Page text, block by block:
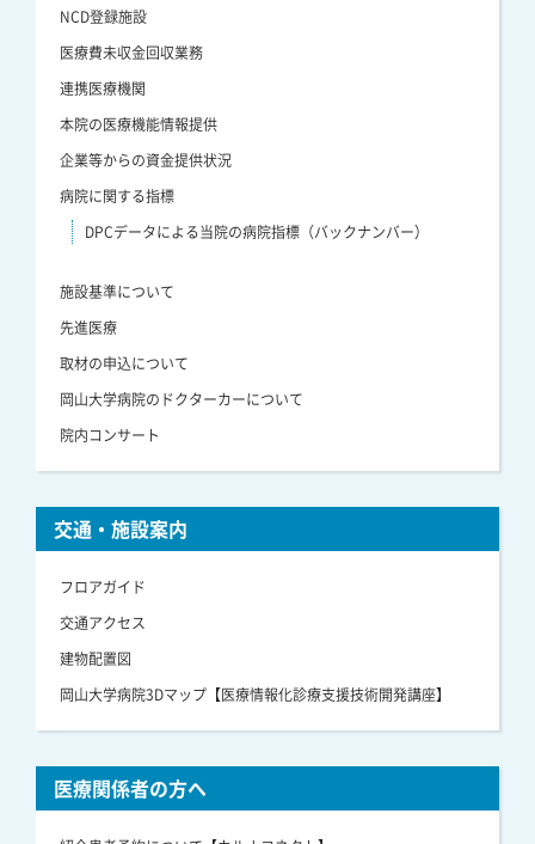
NCD登録施設
医療費未収金回収業務
連携医療機関
本院の医療機能情報提供
企業等からの資金提供状況
病院に関する指標
DPCデータによる当院の病院指標（バックナンバー）
施設基準について
先進医療
取材の申込について
岡山大学病院のドクターカーについて
院内コンサート
交通・施設案内
フロアガイド
交通アクセス
建物配置図
岡山大学病院3Dマップ【医療情報化診療支援技術開発講座】
医療関係者の方へ